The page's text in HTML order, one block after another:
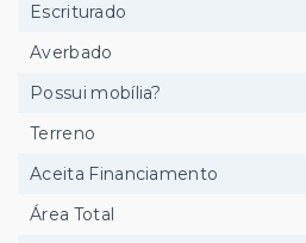
Escriturado
Averbado
Possui mobília?
Terreno
Aceita Financiamento
Área Total